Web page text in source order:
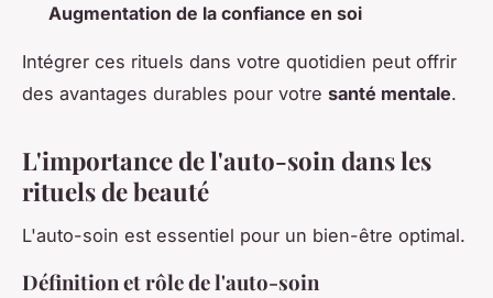
Augmentation de la confiance en soi
Intégrer ces rituels dans votre quotidien peut offrir
des avantages durables pour votre santé mentale.
L'importance de l'auto-soin dans les
rituels de beauté
L'auto-soin est essentiel pour un bien-être optimal.
Définition et rôle de l'auto-soin